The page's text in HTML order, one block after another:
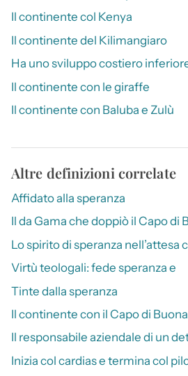
Il continente col Kenya
Il continente del Kilimangiaro
Ha uno sviluppo costiero
Il continente con le giraffe
Il continente con Baluba e Zulù
Altre definizioni correlate
Affidato alla speranza
Il da Gama che doppiò il Capo di
Lo spirito di speranza nell’attesa
Virtù teologali: fede speranza e
Tinte dalla speranza
Il continente con il Capo di
Il responsabile aziendale di un
Inizia col cardias e termina col